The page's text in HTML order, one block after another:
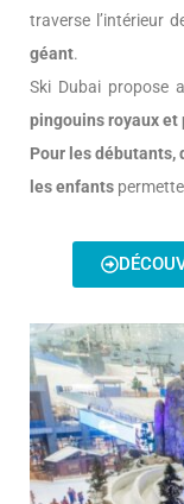
traverse l’intérieur
géant.
Ski Dubai propose
pingouins royaux et
Pour les débutants,
les enfants